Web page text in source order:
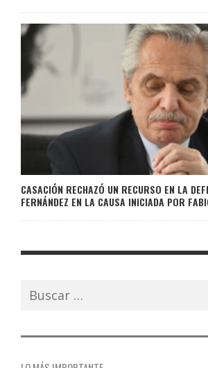
CASACIÓN RECHAZÓ UN RECURSO EN LA
FERNÁNDEZ EN LA CAUSA INICIADA POR
Buscar: